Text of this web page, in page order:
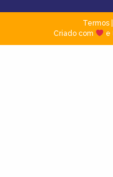
Termos|
Criado com
e